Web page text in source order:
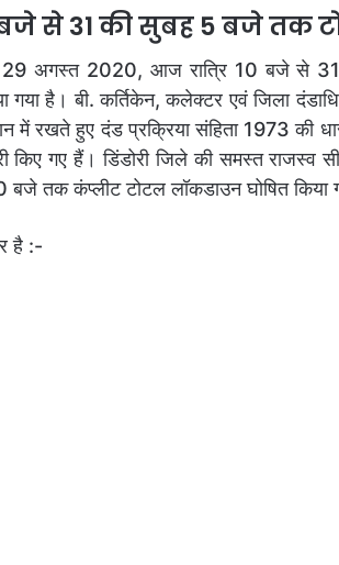
बजे से 31 की सुबह 5 बजे तक
29 अगस्त 2020, आज रात्रि 10 बजे से
गया है। बी. कर्तिकेन, कलेक्टर एवं जिला
में रखते हुए दंड प्रक्रिया संहिता 1973 की
किए गए हैं। डिंडोरी जिले की समस्त
तक कंप्लीट टोटल लॉकडाउन घोषित किया
है :-